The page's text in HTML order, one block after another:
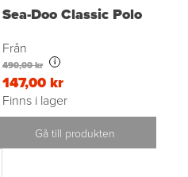
Sea-Doo Classic Polo
Från
490,00 kr i
147,00 kr
Finns i lager
Gå till produkten